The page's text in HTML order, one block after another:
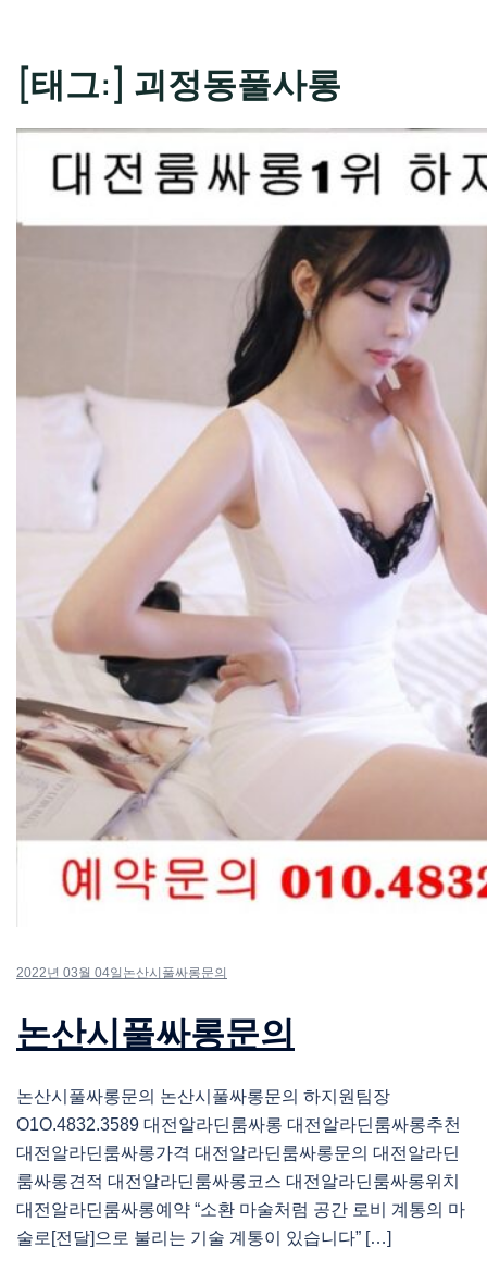
[태그:] 괴정동풀사롱
2022년 03월 04일 논산시풀싸롱문의
논산시풀싸롱문의
논산시풀싸롱문의 논산시풀싸롱문의 하지원팀장
O1O.4832.3589 대전알라딘룸싸롱 대전알라딘룸싸롱추천
대전알라딘룸싸롱가격 대전알라딘룸싸롱문의 대전알라딘
룸싸롱견적 대전알라딘룸싸롱코스 대전알라딘룸싸롱위치
대전알라딘룸싸롱예약 “소환 마술처럼 공간 로비 계통의 마
술로[전달]으로 불리는 기술 계통이 있습니다” […]